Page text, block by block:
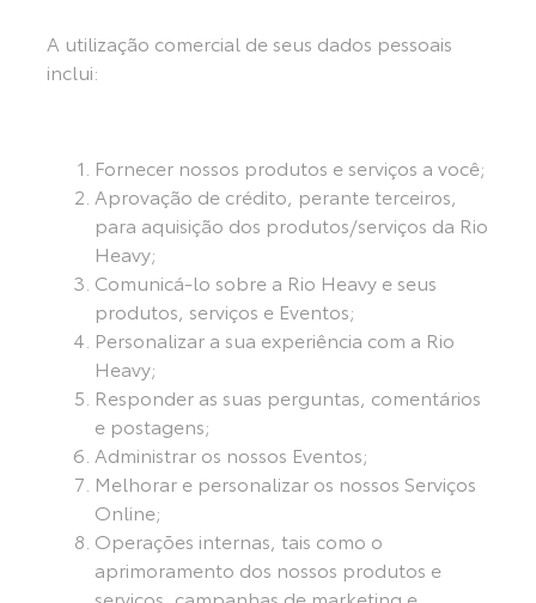
A utilização comercial de seus dados pessoais
inclui:
Fornecer nossos produtos e serviços a você;
Aprovação de crédito, perante terceiros,
para aquisição dos produtos/serviços da Rio
Heavy;
Comunicá-lo sobre a Rio Heavy e seus
produtos, serviços e Eventos;
Personalizar a sua experiência com a Rio
Heavy;
Responder as suas perguntas, comentários
e postagens;
Administrar os nossos Eventos;
Melhorar e personalizar os nossos Serviços
Online;
Operações internas, tais como o
aprimoramento dos nossos produtos e